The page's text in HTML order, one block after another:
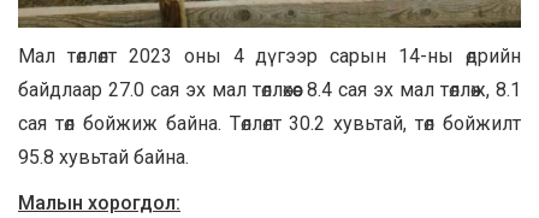
Мал төллөлт 2023 оны 4 дүгээр сарын 14-ны өдрийн
байдлаар 27.0 сая эх мал төллөхөөс 8.4 сая эх мал төллөж, 8.1
сая төл бойжиж байна. Төллөлт 30.2 хувьтай, төл бойжилт
95.8 хувьтай байна.
Малын хорогдол: